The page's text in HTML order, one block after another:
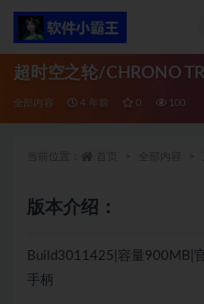
超时空之轮/CHRONO
全部内容 4 年前 0 100
版本介绍：
Build3011425|容量900MB|
手柄